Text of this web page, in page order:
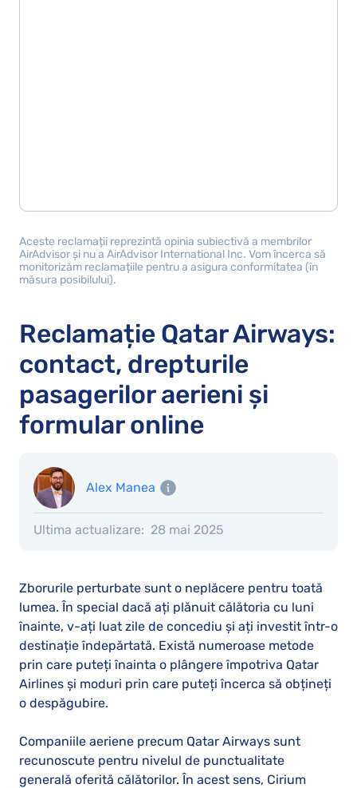
Aceste reclamații reprezintă opinia subiectivă a membrilor
AirAdvisor și nu a AirAdvisor International Inc. Vom încerca să
monitorizăm reclamațiile pentru a asigura conformitatea (în
măsura posibilului).
Reclamație Qatar Airways:
contact, drepturile
pasagerilor aerieni și
formular online
Alex Manea
Ultima actualizare: 28 mai 2025
Zborurile perturbate sunt o neplăcere pentru toată
lumea. În special dacă ați plănuit călătoria cu luni
înainte, v-ați luat zile de concediu și ați investit într-o
destinație îndepărtată. Există numeroase metode
prin care puteți înainta o plângere împotriva Qatar
Airlines și moduri prin care puteți încerca să obțineți
o despăgubire.
Companiile aeriene precum Qatar Airways sunt
recunoscute pentru nivelul de punctualitate
generală oferită călătorilor. În acest sens, Cirium